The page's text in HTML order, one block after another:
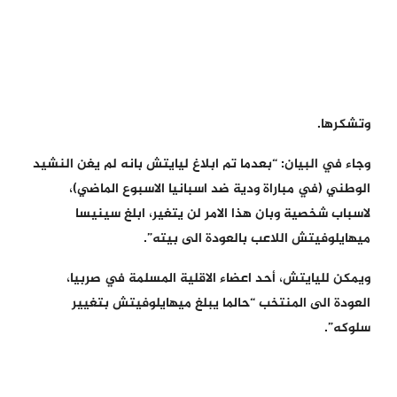
وتشكرها.
وجاء في البيان: “بعدما تم ابلاغ ليايتش بانه لم يغن النشيد
الوطني (في مباراة ودية ضد اسبانيا الاسبوع الماضي)،
لاسباب شخصية وبان هذا الامر لن يتغير، ابلغ سينيسا
ميهايلوفيتش اللاعب بالعودة الى بيته”.
ويمكن لليايتش، أحد اعضاء الاقلية المسلمة في صربيا،
العودة الى المنتخب “حالما يبلغ ميهايلوفيتش بتغيير
سلوكه”.